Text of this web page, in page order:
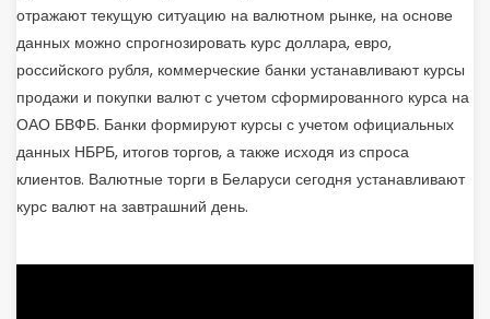
отражают текущую ситуацию на валютном рынке, на основе
данных можно спрогнозировать курс доллара, евро,
российского рубля, коммерческие банки устанавливают курсы
продажи и покупки валют с учетом сформированного курса на
ОАО БВФБ. Банки формируют курсы с учетом официальных
данных НБРБ, итогов торгов, а также исходя из спроса
клиентов. Валютные торги в Беларуси сегодня устанавливают
курс валют на завтрашний день.